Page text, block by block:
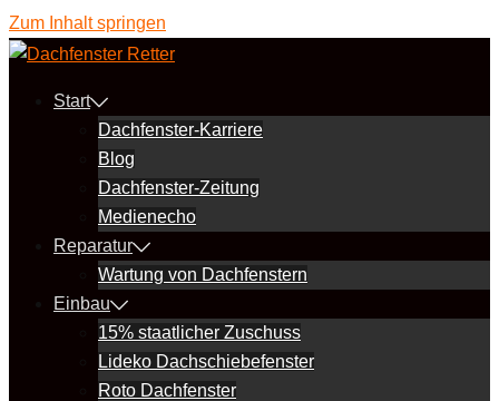
Zum Inhalt springen
Start
Dachfenster-Karriere
Blog
Dachfenster-Zeitung
Medienecho
Reparatur
Wartung von Dachfenstern
Einbau
15% staatlicher Zuschuss
Lideko Dachschiebefenster
Roto Dachfenster